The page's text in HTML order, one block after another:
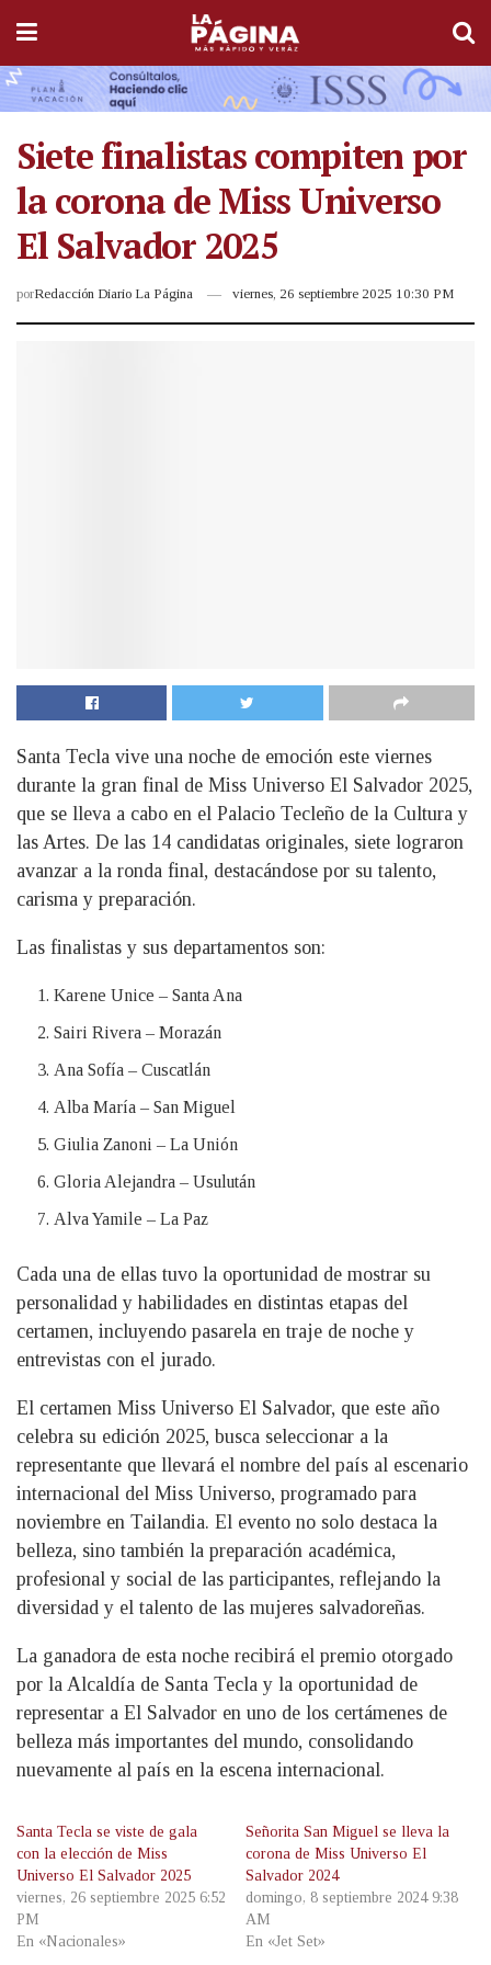
Siete finalistas compiten por
la corona de Miss Universo
El Salvador 2025
porRedacción Diario La Página viernes, 26 septiembre 2025 10:30 PM
Santa Tecla vive una noche de emoción este viernes
durante la gran final de Miss Universo El Salvador 2025,
que se lleva a cabo en el Palacio Tecleño de la Cultura y
las Artes. De las 14 candidatas originales, siete lograron
avanzar a la ronda final, destacándose por su talento,
carisma y preparación.
Las finalistas y sus departamentos son:
Karene Unice – Santa Ana
Sairi Rivera – Morazán
Ana Sofía – Cuscatlán
Alba María – San Miguel
Giulia Zanoni – La Unión
Gloria Alejandra – Usulután
Alva Yamile – La Paz
Cada una de ellas tuvo la oportunidad de mostrar su
personalidad y habilidades en distintas etapas del
certamen, incluyendo pasarela en traje de noche y
entrevistas con el jurado.
El certamen Miss Universo El Salvador, que este año
celebra su edición 2025, busca seleccionar a la
representante que llevará el nombre del país al escenario
internacional del Miss Universo, programado para
noviembre en Tailandia. El evento no solo destaca la
belleza, sino también la preparación académica,
profesional y social de las participantes, reflejando la
diversidad y el talento de las mujeres salvadoreñas.
La ganadora de esta noche recibirá el premio otorgado
por la Alcaldía de Santa Tecla y la oportunidad de
representar a El Salvador en uno de los certámenes de
belleza más importantes del mundo, consolidando
nuevamente al país en la escena internacional.
Santa Tecla se viste de gala
con la elección de Miss
Universo El Salvador 2025
viernes, 26 septiembre 2025 6:52
PM
En «Nacionales»
Señorita San Miguel se lleva la
corona de Miss Universo El
Salvador 2024
domingo, 8 septiembre 2024 9:38
AM
En «Jet Set»